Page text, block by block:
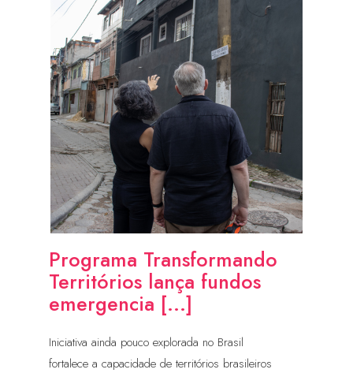
Programa Transformando
Territórios lança fundos
emergencia [...]
Iniciativa ainda pouco explorada no Brasil
fortalece a capacidade de territórios brasileiros